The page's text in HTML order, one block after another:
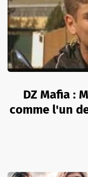
DZ Mafia :
comme l'un